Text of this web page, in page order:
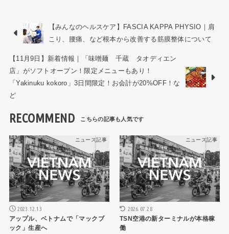
【みんなのヘルスケア】FASCIA KAPPA PHYSIO｜肩
こり、腰痛、など根本から改善する筋膜整体について
【11月9日】新着情報｜「味噌麺 千蔵 タオディエン
店」がソフトオープン！限定メニューもあり！
「Yakinuku kokoro」3日間限定！お会計が20%OFF！な
ど
RECOMMEND
ニュース記事
2023.12.13
アップル、ベトナムで「マックブ
ック」生産へ
ニュース記事
2026.07.28
TSN空港の新ターミナルが本格稼
働